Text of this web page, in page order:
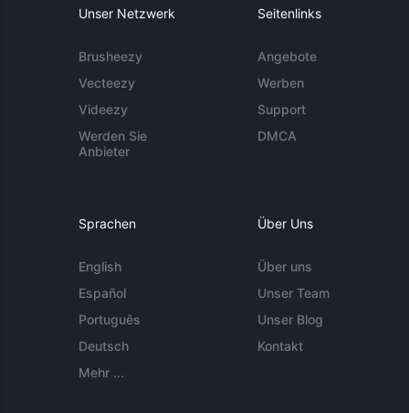
Unser Netzwerk
Brusheezy
Vecteezy
Videezy
Werden Sie
Anbieter
Seitenlinks
Angebote
Werben
Support
DMCA
Sprachen
English
Español
Português
Deutsch
Mehr ...
Über Uns
Über uns
Unser Team
Unser Blog
Kontakt